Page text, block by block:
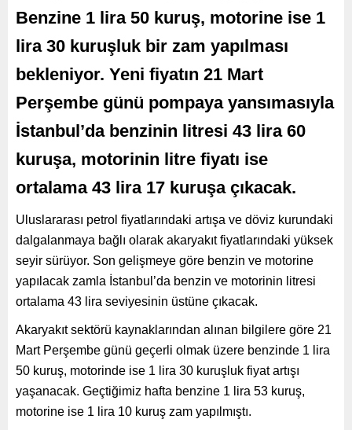
Benzine 1 lira 50 kuruş, motorine ise 1
lira 30 kuruşluk bir zam yapılması
bekleniyor. Yeni fiyatın 21 Mart
Perşembe günü pompaya yansımasıyla
İstanbul’da benzinin litresi 43 lira 60
kuruşa, motorinin litre fiyatı ise
ortalama 43 lira 17 kuruşa çıkacak.
Uluslararası petrol fiyatlarındaki artışa ve döviz kurundaki
dalgalanmaya bağlı olarak akaryakıt fiyatlarındaki yüksek
seyir sürüyor. Son gelişmeye göre benzin ve motorine
yapılacak zamla İstanbul’da benzin ve motorinin litresi
ortalama 43 lira seviyesinin üstüne çıkacak.
Akaryakıt sektörü kaynaklarından alınan bilgilere göre 21
Mart Perşembe günü geçerli olmak üzere benzinde 1 lira
50 kuruş, motorinde ise 1 lira 30 kuruşluk fiyat artışı
yaşanacak. Geçtiğimiz hafta benzine 1 lira 53 kuruş,
motorine ise 1 lira 10 kuruş zam yapılmıştı.